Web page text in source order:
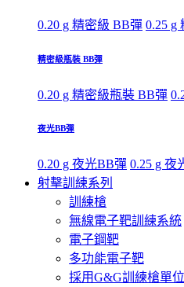
0.20 g 精密級 BB彈 0.25 g
精密級瓶裝 BB彈
0.20 g 精密級瓶裝 BB彈
夜光BB彈
0.20 g 夜光BB彈 0.25 g 夜
射擊訓練系列
訓練槍
無線電子靶訓練系統
電子鋼靶
多功能電子靶
採用G&G訓練槍單位